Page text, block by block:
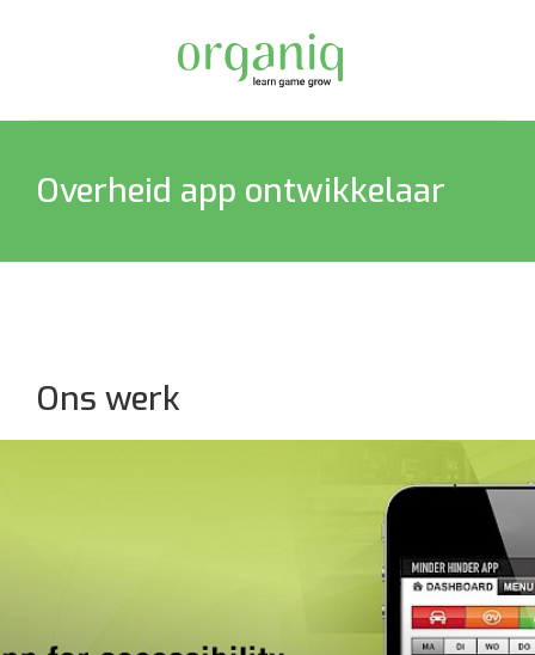
Overheid app ontwikkelaar
Ons werk